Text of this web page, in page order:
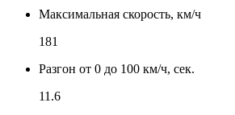
Максимальная скорость, км/ч
181
Разгон от 0 до 100 км/ч, сек.
11.6